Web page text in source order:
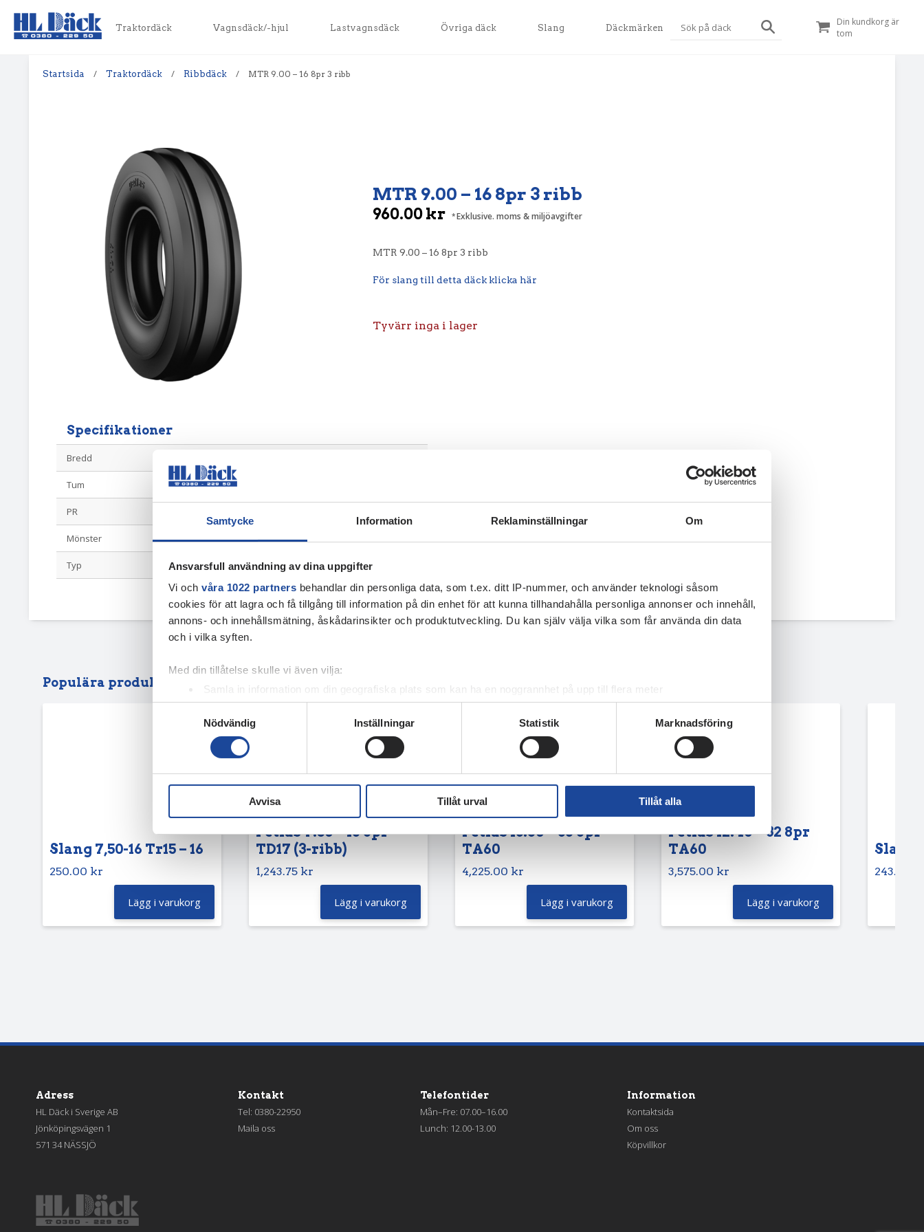
Samtycke Information Reklaminställningar Om
Ansvarsfull användning av dina uppgifter
Vi och våra 1022 partners behandlar din personliga data, som t.ex. ditt IP-nummer, och använder teknologi såsom
cookies för att lagra och få tillgång till information på din enhet för att kunna tillhandahålla personliga annonser och innehåll,
annons- och innehållsmätning, åskådarinsikter och produktutveckling. Du kan själv välja vilka som får använda din data
och i vilka syften.
Med din tillåtelse skulle vi även vilja:
Samla in information om din geografiska plats som kan ha en noggrannhet på upp till flera meter
Identifiera din enhet genom att aktivt skanna den för specifika kännetecken (fingeravtryck)
Ta reda på mer om hur dina personliga uppgifter behandlas och ställ in dina preferenser i
detaljsektionen. Du kan ändra
eller dra tillbaka ditt samtycke när som helst från cookie-förklaringen.
Vi använder enhetsidentifierare för att anpassa innehållet och annonserna till användarna, tillhandahålla funktioner för
till de sociala medier och annons- och analysföretag som vi samarbetar med. Dessa kan i sin tur kombinera informationen
Nödvändig
Inställningar Statistik Marknadsföring
Avvisa Tillåt urval Tillåt alla
Traktordäck Vagnsdäck/-hjul Lastvagnsdäck Övriga däck Slang Däckmärken
Din kundkorg är
tom
Startsida / Traktordäck / Ribbdäck / MTR 9.00 – 16 8pr 3 ribb
MTR 9.00 – 16 8pr 3 ribb
960.00kr Exklusive. moms & miljöavgifter
MTR 9.00 – 16 8pr 3 ribb
För slang till detta däck klicka här
Tyvärr inga i lager
Specifikationer
Bredd
Tum
PR
Mönster 3 ribb
Typ Ribbdäck
Populära produkter
Slang 7,50-16 Tr15 – 16
250.00 kr
Lägg i varukorg
Petlas 7.50 – 16 8pr
TD17 (3-ribb)
1,243.75 kr
Lägg i varukorg
Petlas 13.60 – 36 8pr
TA60
4,225.00 kr
Lägg i varukorg
Petlas 12.40 – 32 8pr
TA60
3,575.00 kr
Lägg i varukorg
Slang
243.75
Adress
HL Däck i Sverige AB
Jönköpingsvägen 1
571 34 NÄSSJÖ
Kontakt
Tel: 0380-22950
Maila oss
Telefontider
Mån–Fre: 07.00–16.00
Lunch: 12.00-13.00
Information
Kontaktsida
Om oss
Köpvillkor